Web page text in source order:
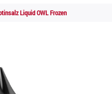
Liquid OWL Frozen